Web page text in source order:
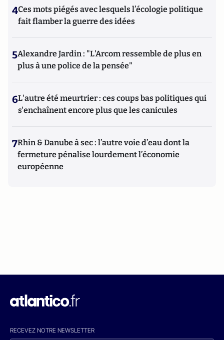
4Ces mots piégés avec lesquels l’écologie politique
fait flamber la guerre des idées
5Alexandre Jardin : "L'Arcom ressemble de plus en
plus à une police de la pensée"
6L'autre été meurtrier : ces coups bas politiques qui
s'enchaînent encore plus que les canicules
7Rhin & Danube à sec : l’autre voie d’eau dont la
fermeture pénalise lourdement l’économie
européenne
RECEVEZ NOTRE NEWSLETTER